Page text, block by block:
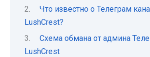
Что известно о Телеграм
LushCrest?
Схема обмана от админа
LushCrest